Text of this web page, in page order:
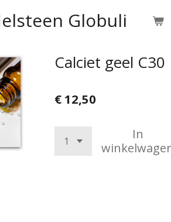
Globuli
Calciet geel C30
€ 12,50
In